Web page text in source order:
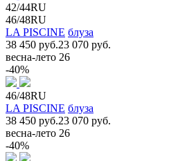
42/44RU
46/48RU
LA PISCINE блуза
38 450 руб.23 070 руб.
весна-лето 26
-40%
46/48RU
LA PISCINE блуза
38 450 руб.23 070 руб.
весна-лето 26
-40%